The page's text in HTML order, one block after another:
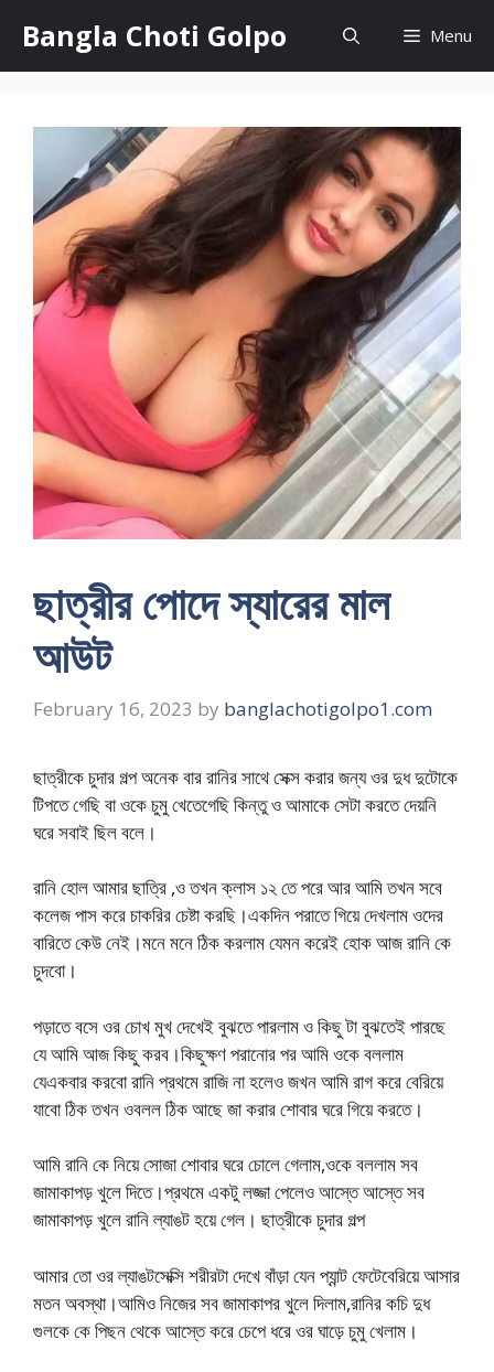
content
Bangla Choti Golpo Menu
ছাত্রীর পোদে স্যারের মাল
আউট
February 16, 2023 by banglachotigolpo1.com
ছাত্রীকে চুদার গল্প অনেক বার রানির সাথে সেক্স করার জন্য ওর দুধ দুটোকে
টিপতে গেছি বা ওকে চুমু খেতেগেছি কিন্তু ও আমাকে সেটা করতে দেয়নি
ঘরে সবাই ছিল বলে।
রানি হোল আমার ছাত্রি ,ও তখন ক্লাস ১২ তে পরে আর আমি তখন সবে
কলেজ পাস করে চাকরির চেষ্টা করছি।একদিন পরাতে গিয়ে দেখলাম ওদের
বারিতে কেউ নেই।মনে মনে ঠিক করলাম যেমন করেই হোক আজ রানি কে
চুদবো।
পড়াতে বসে ওর চোখ মুখ দেখেই বুঝতে পারলাম ও কিছু টা বুঝতেই পারছে
যে আমি আজ কিছু করব।কিছুক্ষণ পরানোর পর আমি ওকে বললাম
যেএকবার করবো রানি প্রথমে রাজি না হলেও জখন আমি রাগ করে বেরিয়ে
যাবো ঠিক তখন ওবলল ঠিক আছে জা করার শোবার ঘরে গিয়ে করতে।
আমি রানি কে নিয়ে সোজা শোবার ঘরে চোলে গেলাম,ওকে বললাম সব
জামাকাপড় খুলে দিতে।প্রথমে একটু লজ্জা পেলেও আস্তে আস্তে সব
জামাকাপড় খুলে রানি ল্যাঙট হয়ে গেল। ছাত্রীকে চুদার গল্প
আমার তো ওর ল্যাঙটসেক্সি শরীরটা দেখে বাঁড়া যেন প্যান্ট ফেটেবেরিয়ে আসার
মতন অবস্থা।আমিও নিজের সব জামাকাপর খুলে দিলাম,রানির কচি দুধ
গুলকে কে পিছন থেকে আস্তে করে চেপে ধরে ওর ঘাড়ে চুমু খেলাম।